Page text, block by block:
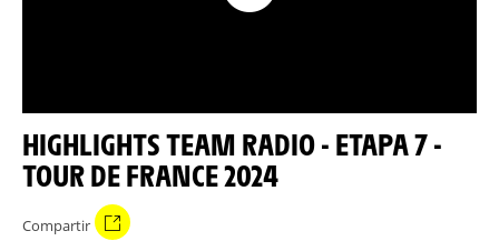
HIGHLIGHTS TEAM RADIO - ETAPA 7 -
TOUR DE FRANCE 2024
Compartir